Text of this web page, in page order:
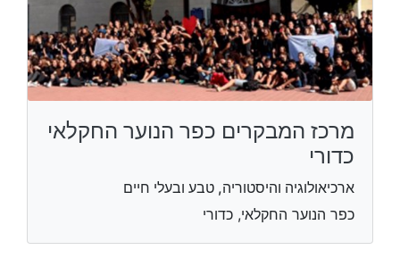
מרכז המבקרים כפר הנוער החקלאי
כדורי
ארכיאולוגיה והיסטוריה, טבע ובעלי חיים
כפר הנוער החקלאי, כדורי